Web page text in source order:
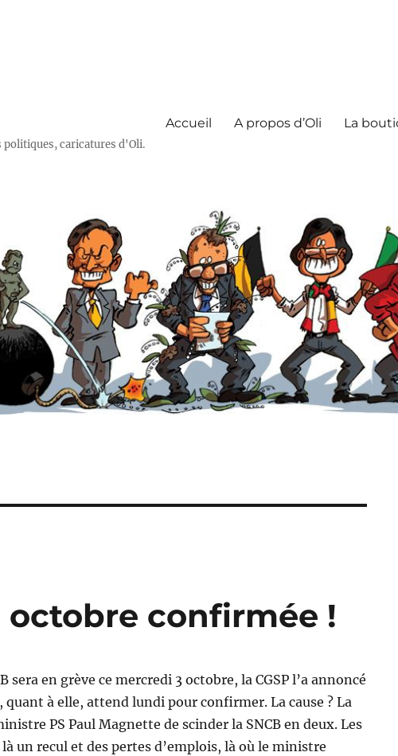
caricatures d'Oli.
Accueil A propos d’Oli La
octobre confirmée !
sera en grève ce mercredi 3 octobre, la CGSP l’a annoncé
quant à elle, attend lundi pour confirmer. La cause ? La
PS Paul Magnette de scinder la SNCB en deux. Les
un recul et des pertes d’emplois, là où le ministre